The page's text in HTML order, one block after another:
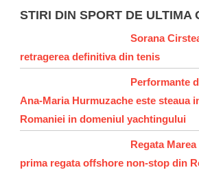
STIRI DIN SPORT DE ULTIMA
Sorana
retragerea definitiva din tenis
Performante
Ana-Maria Hurmuzache este steaua
Romaniei in domeniul yachtingului
Regata Marea
prima regata offshore non-stop din